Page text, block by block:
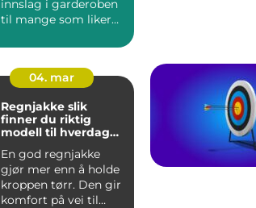
innslag i garderoben
til mange som liker
04. mar
Regnjakke slik
finner du riktig
modell til hverdag
En god regnjakke
gjør mer enn å holde
kroppen tørr. Den gir
komfort på vei til